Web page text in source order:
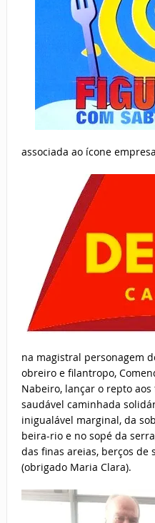
associada ao ícone
na magistral personagem
obreiro e filantropo,
Nabeiro, lançar o repto
saudável caminhada
inigualável marginal, da
beira-rio e no sopé da
das finas areias, berços
(obrigado Maria Clara).